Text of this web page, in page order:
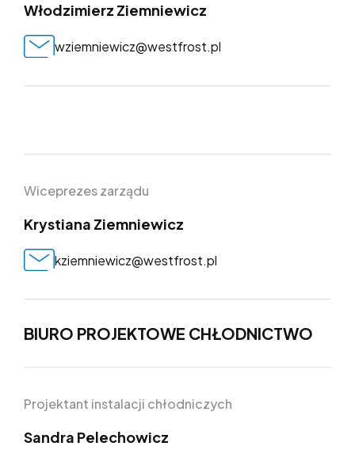
Włodzimierz Ziemniewicz
wziemniewicz@westfrost.pl
Wiceprezes zarządu
Krystiana Ziemniewicz
kziemniewicz@westfrost.pl
BIURO PROJEKTOWE CHŁODNICTWO
Projektant instalacji chłodniczych
Sandra Pelechowicz